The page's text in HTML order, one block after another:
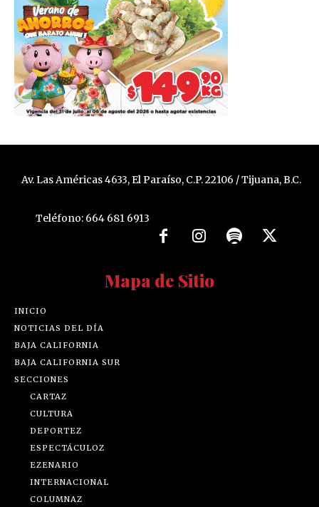
Av. Las Américas 4633, El Paraíso, C.P. 22106 / Tijuana, B.C.
Teléfono: 664 681 6913
Mapa de Sitio
INICIO
NOTICIAS DEL DÍA
BAJA CALIFORNIA
BAJA CALIFORNIA SUR
SECCIONES
CARTAZ
CULTURA
DEPORTEZ
ESPECTÁCULOZ
EZENARIO
INTERNACIONAL
COLUMNAZ